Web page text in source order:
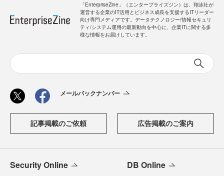
「EnterpriseZine」（エンタープライズジン）は、翔泳社が
運営する企業のIT活用とビジネス成長を支援するITリーダー
向け専門メディアです。データテクノロジー/情報セキュリ
ティ/システム運用の最新動向を中心に、企業ITに関する多
様な情報をお届けしています。
メールバックナンバー
記事掲載のご依頼 広告掲載のご案内
Security Online DB Online